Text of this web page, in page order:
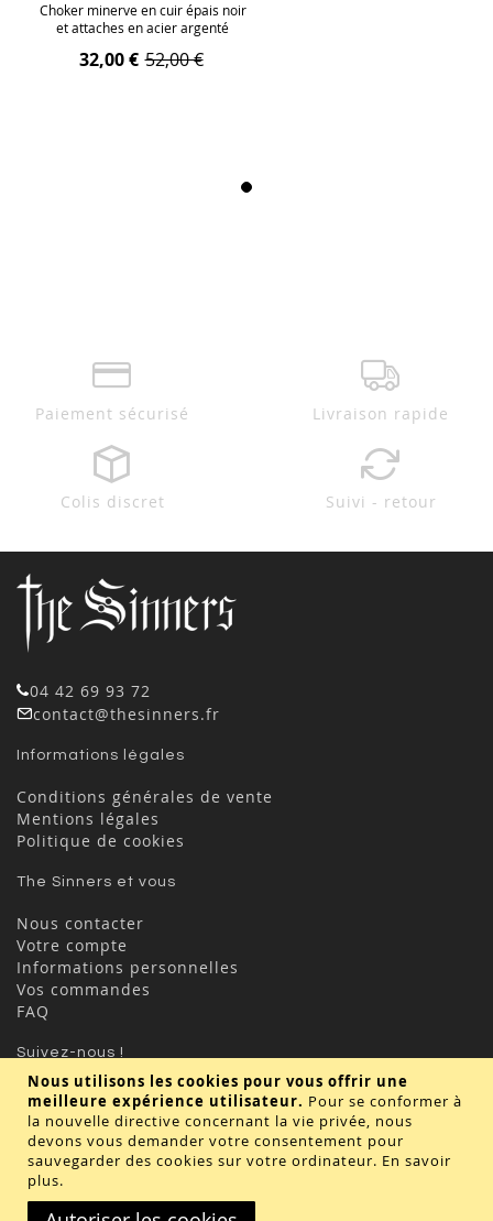
Nous utilisons les cookies pour vous offrir une
meilleure expérience utilisateur. Pour se conformer à
la nouvelle directive concernant la vie privée, nous
devons vous demander votre consentement pour
sauvegarder des cookies sur votre ordinateur. En savoir
plus.
Choker minerve en cuir épais noir
et attaches en acier argenté
32,00 € 52,00 €
Paiement sécurisé Livraison rapide
Colis discret Suivi - retour
04 42 69 93 72
contact@thesinners.fr
Informations légales
Conditions générales de vente
Mentions légales
Politique de cookies
The Sinners et vous
Nous contacter
Votre compte
Informations personnelles
Vos commandes
FAQ
Suivez-nous !
Valider